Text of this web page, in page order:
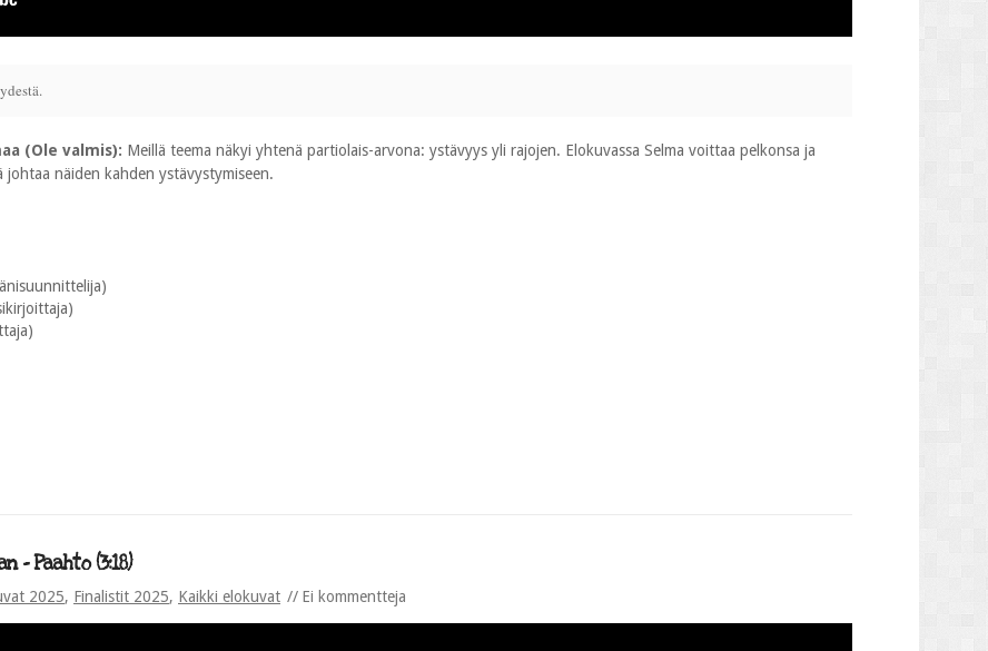
(Ole valmis): Meillä teema näkyi yhtenä partiolais-arvona: ystävyys yli rajojen. Elokuvassa Selma voittaa pelkonsa ja
näiden kahden ystävystymiseen.
Paahto (3:18)
2025, Finalistit 2025, Kaikki elokuvat Ei kommentteja